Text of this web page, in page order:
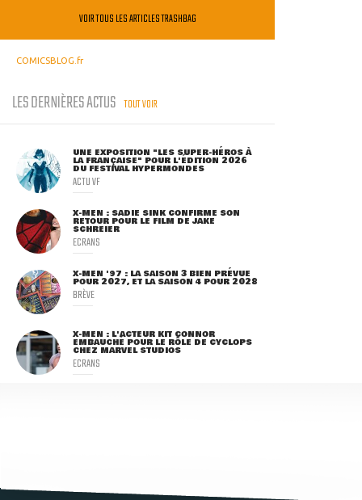
VOIR TOUS LES ARTICLES TRASHBAG
COMICSBLOG.fr
LES DERNIÈRES ACTUS TOUT VOIR
UNE EXPOSITION "LES SUPER-HÉROS À
LA FRANÇAISE" POUR L'ÉDITION 2026
DU FESTIVAL HYPERMONDES
ACTU VF
X-MEN : SADIE SINK CONFIRME SON
RETOUR POUR LE FILM DE JAKE
SCHREIER
ECRANS
X-MEN '97 : LA SAISON 3 BIEN PRÉVUE
POUR 2027, ET LA SAISON 4 POUR 2028
BRÈVE
X-MEN : L'ACTEUR KIT CONNOR
EMBAUCHÉ POUR LE RÔLE DE CYCLOPS
CHEZ MARVEL STUDIOS
ECRANS